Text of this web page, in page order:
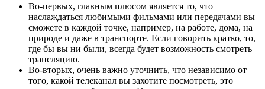
Во-первых, главным плюсом является то, что
наслаждаться любимыми фильмами или передачами вы
сможете в каждой точке, например, на работе, дома, на
природе и даже в транспорте. Если говорить кратко, то,
где бы вы ни были, всегда будет возможность смотреть
трансляцию.
Во-вторых, очень важно уточнить, что независимо от
того, какой телеканал вы захотите посмотреть, это